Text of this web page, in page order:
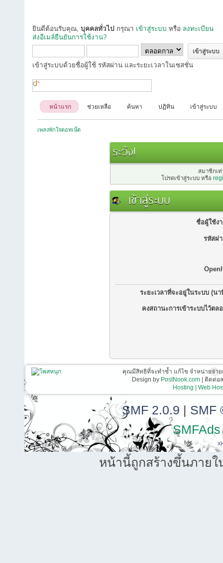
ยินดีต้อนรับคุณ, บุคคลทั่วไป กรุณา เข้าสู่ระบบ หรือ ลงทะเบียน
ส่งอีเมล์ยืนยันการใช้งาน?
เข้าสู่ระบบด้วยชื่อผู้ใช้ รหัสผ่าน และระยะเวลาในเซสชั่น
หน้าแรก ช่วยเหลือ ค้นหา ปฏิทิน เข้าสู่ระบบ
เพลงพักใจดอทเน็ต
ระวัง!
สมาชิกเ
โปรดเข้าสู่ระบบ หรือ
เข้าสู่ระบบ
ชื่อผู้ใช้ง
รหัสผ่
ระยะเวลาที่จะอยู่ในระบบ (นา
คงสถานะการเข้าระบบไว้ตล
คุณมีสิทธิที่จะทำซ้ำ แก้ไข จำหน่ายจ่า
Design by PostNook.com| ติดต่อส
Hosting | Web
SMF 2.0.9 | SMF
SMFAds
หน้านี้ถูกสร้างขึ้นภายใ